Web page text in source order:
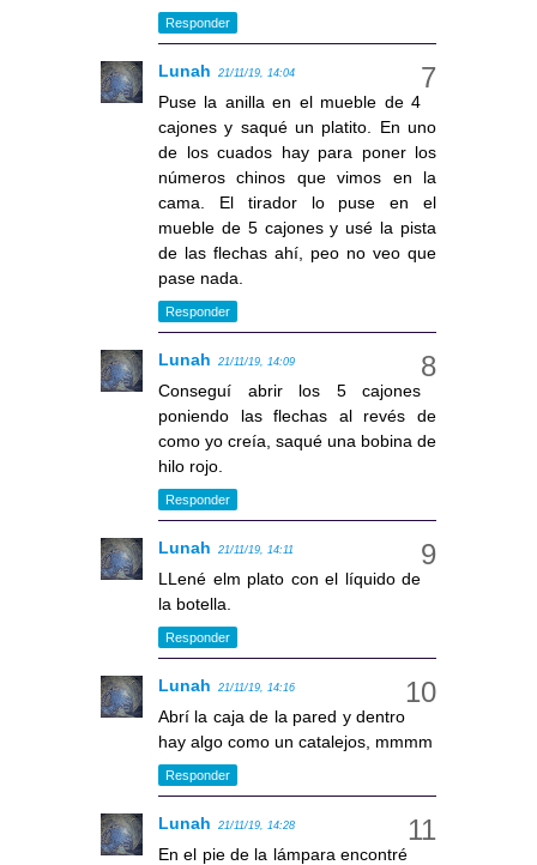
Responder
Lunah 21/11/19, 14:04
Puse la anilla en el mueble de 4
cajones y saqué un platito. En uno
de los cuados hay para poner los
números chinos que vimos en la
cama. El tirador lo puse en el
mueble de 5 cajones y usé la pista
de las flechas ahí, peo no veo que
pase nada.
Responder
Lunah 21/11/19, 14:09
Conseguí abrir los 5 cajones
poniendo las flechas al revés de
como yo creía, saqué una bobina de
hilo rojo.
Responder
Lunah 21/11/19, 14:11
LLené elm plato con el líquido de
la botella.
Responder
Lunah 21/11/19, 14:16
Abrí la caja de la pared y dentro
hay algo como un catalejos, mmmm
Responder
Lunah 21/11/19, 14:28
En el pie de la lámpara encontré